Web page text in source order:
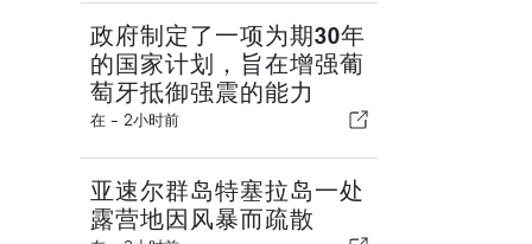
政府制定了一项为期30年
的国家计划，旨在增强葡
萄牙抵御强震的能力
在 - 2小时前
亚速尔群岛特塞拉岛一处
露营地因风暴而疏散